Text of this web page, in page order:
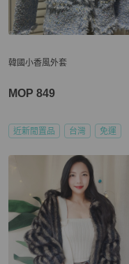
韓國小香風外套
MOP 849
近新閒置品 台灣 免運